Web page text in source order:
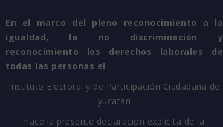
En el marco del pleno reconocimiento a la
igualdad, la no discriminación y
reconocimiento los derechos laborales de
todas las personas el
Instituto Electoral y de Participación Ciudadana de
yucatán
hace la presente declaracion explícita de la